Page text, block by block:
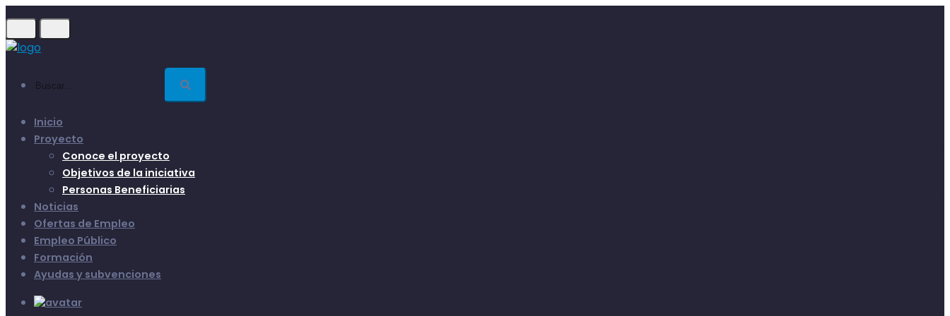
main
Inicio
Proyecto
Conoce el proyecto
Objetivos de la iniciativa
Personas Beneficiarias
Noticias
Ofertas de Empleo
Empleo Público
Formación
Ayudas y subvenciones